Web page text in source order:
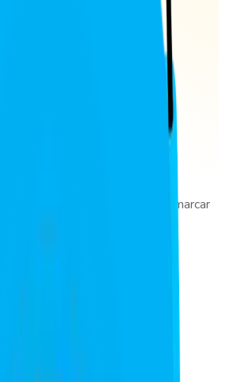
Los empleados pueden marcar
desde la aplicación de